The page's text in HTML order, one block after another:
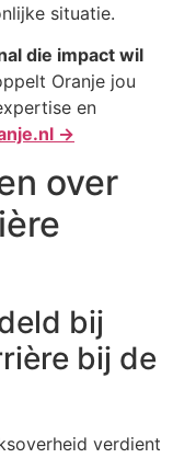
situatie.
die impact wil
Oranje jou
en
→
over
bij
bij de
verdient